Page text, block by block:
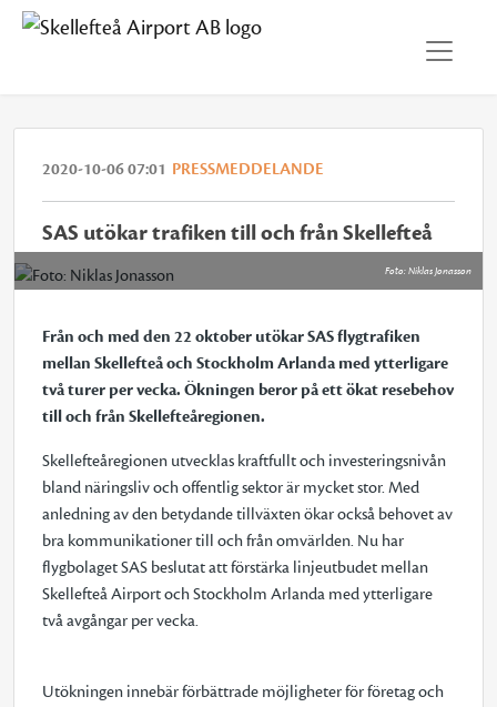
2020-10-06 07:01 PRESSMEDDELANDE
SAS utökar trafiken till och från Skellefteå
Foto: Niklas Jonasson
Från och med den 22 oktober utökar SAS flygtrafiken
mellan Skellefteå och Stockholm Arlanda med ytterligare
två turer per vecka. Ökningen beror på ett ökat resebehov
till och från Skellefteåregionen.
Skellefteåregionen utvecklas kraftfullt och investeringsnivån
bland näringsliv och offentlig sektor är mycket stor. Med
anledning av den betydande tillväxten ökar också behovet av
bra kommunikationer till och från omvärlden. Nu har
flygbolaget SAS beslutat att förstärka linjeutbudet mellan
Skellefteå Airport och Stockholm Arlanda med ytterligare
två avgångar per vecka.
Utökningen innebär förbättrade möjligheter för företag och